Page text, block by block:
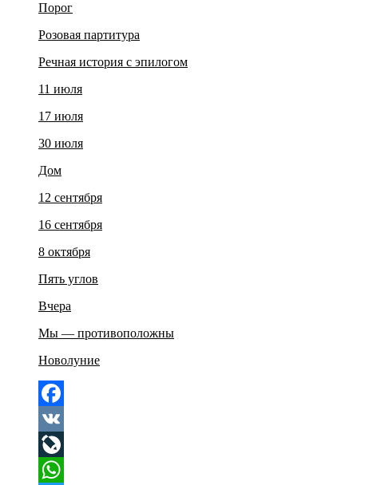
Порог
Розовая партитура
Речная история с эпилогом
11 июля
17 июля
30 июля
Дом
12 сентября
16 сентября
8 октября
Пять углов
Вчера
Мы — противоположны
Новолуние
Facebook
VK
LiveJournal